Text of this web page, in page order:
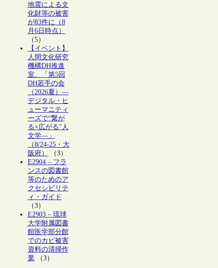
地震による文
化財等の被害
が83件に（8
月6日時点）
（5）
【イベント】
人間文化研究
機構DH推進
室、「第5回
DH若手の会
（2026夏）―
デジタル・ヒ
ューマニティ
ーズで“繋が
る×広がる”人
文学―」
（8/24-25・大
阪府）
（3）
E2904 – フラ
ンスの図書館
等のためのア
クセシビリテ
ィ・ガイド
（3）
E2903 – 琉球
大学附属図書
館医学部分館
でのカビ被害
資料の清掃作
業（3）